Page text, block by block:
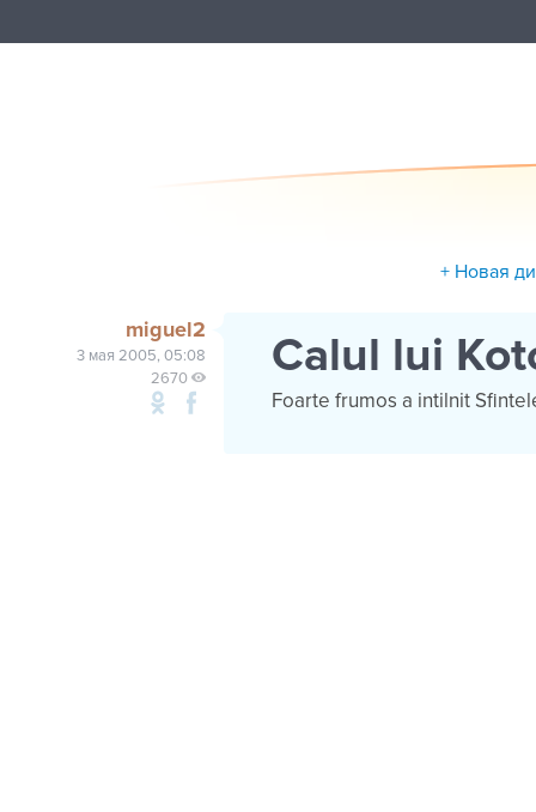
+ Новая
miguel2
3 мая 2005, 05:08
2670
Calul lui
Foarte frumos a intilnit